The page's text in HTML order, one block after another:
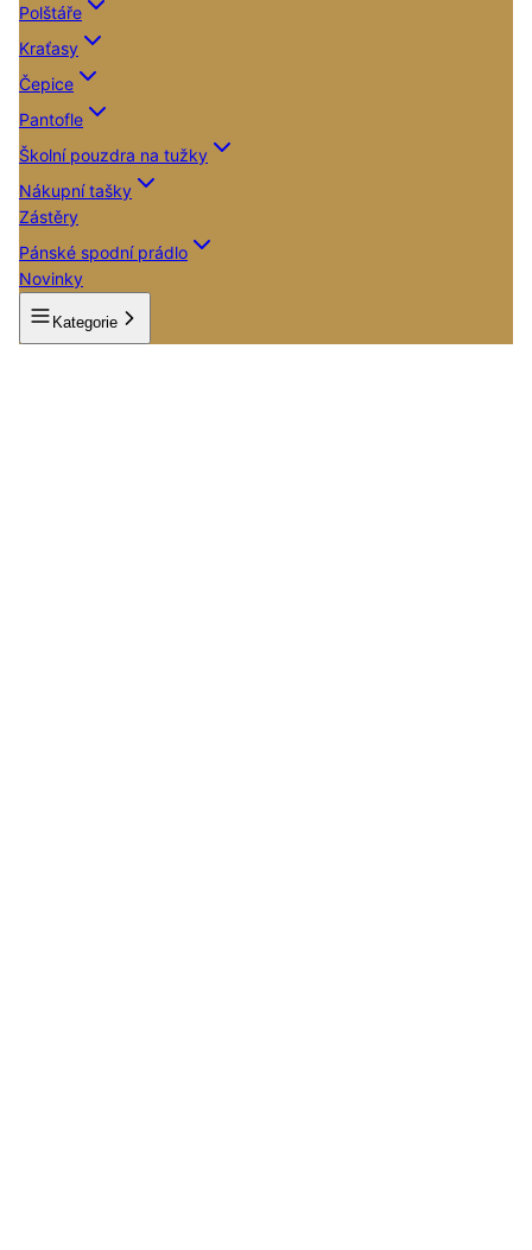
Polštáře
Kraťasy
Čepice
Pantofle
Školní pouzdra na tužky
Nákupní tašky
Zástěry
Pánské spodní prádlo
Novinky
Kategorie